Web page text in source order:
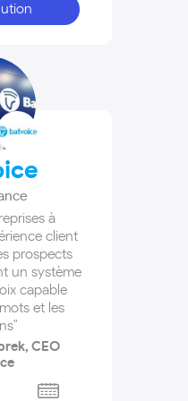
à
client
prospects
un système
capable
et les
CEO